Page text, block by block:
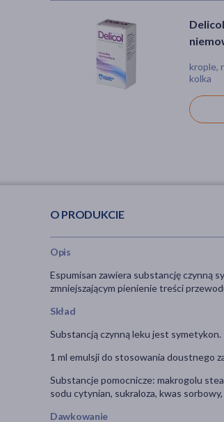
krople,
kolka
O PRODUKCIE
Opis
Espumisan zawiera substancję czynną
zmniejszającym pienienie treści
Skład
Substancją czynną leku jest symetykon.
1 ml emulsji do stosowania doustnego
Substancje pomocnicze: makrogolu
sodu cytynian, sukraloza, kwas
Dawkowanie